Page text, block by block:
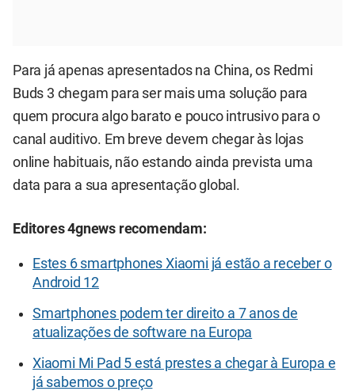
Para já apenas apresentados na China, os Redmi
Buds 3 chegam para ser mais uma solução para
quem procura algo barato e pouco intrusivo para o
canal auditivo. Em breve devem chegar às lojas
online habituais, não estando ainda prevista uma
data para a sua apresentação global.
Editores 4gnews recomendam:
Estes 6 smartphones Xiaomi já estão a receber o
Android 12
Smartphones podem ter direito a 7 anos de
atualizações de software na Europa
Xiaomi Mi Pad 5 está prestes a chegar à Europa e
já sabemos o preço